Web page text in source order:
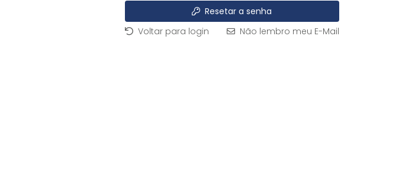
Resetar a senha
Voltar para login
Não lembro meu E-Mail